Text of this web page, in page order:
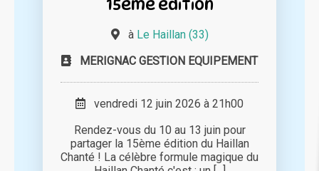
à Le Haillan (33)
MERIGNAC GESTION EQUIPEMENT
vendredi 12 juin 2026 à 21h00
Rendez-vous du 10 au 13 juin pour
partager la 15ème édition du Haillan
Chanté ! La célèbre formule magique du